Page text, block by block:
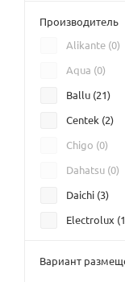
Производитель
Alikante (0)
Aqua (0)
Ballu (21)
Centek (2)
Chigo (0)
Dahatsu (0)
Daichi (3)
Electrolux (1
Gree (0)
Вариант